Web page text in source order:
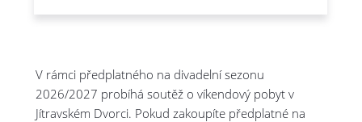
V rámci předplatného na divadelní sezonu
2026/2027 probíhá soutěž o víkendový pobyt v
Jítravském Dvorci. Pokud zakoupíte předplatné na